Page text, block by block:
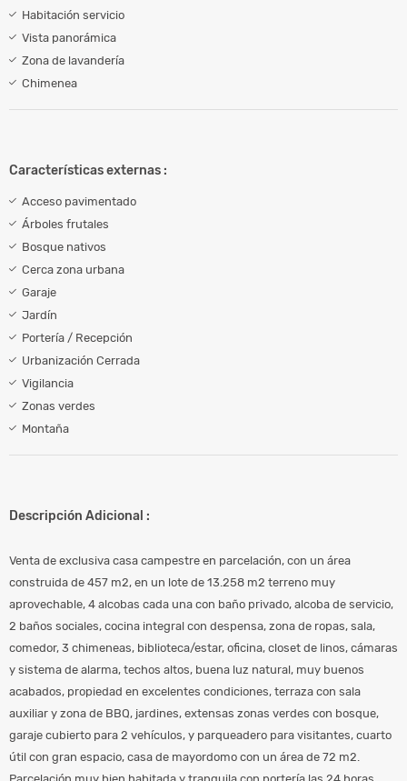
Habitación servicio
Vista panorámica
Zona de lavandería
Chimenea
Características externas :
Acceso pavimentado
Árboles frutales
Bosque nativos
Cerca zona urbana
Garaje
Jardín
Portería / Recepción
Urbanización Cerrada
Vigilancia
Zonas verdes
Montaña
Descripción Adicional :
Venta de exclusiva casa campestre en parcelación, con un área
construida de 457 m2, en un lote de 13.258 m2 terreno muy
aprovechable, 4 alcobas cada una con baño privado, alcoba de servicio,
2 baños sociales, cocina integral con despensa, zona de ropas, sala,
comedor, 3 chimeneas, biblioteca/estar, oficina, closet de linos, cámaras
y sistema de alarma, techos altos, buena luz natural, muy buenos
acabados, propiedad en excelentes condiciones, terraza con sala
auxiliar y zona de BBQ, jardines, extensas zonas verdes con bosque,
garaje cubierto para 2 vehículos, y parqueadero para visitantes, cuarto
útil con gran espacio, casa de mayordomo con un área de 72 m2.